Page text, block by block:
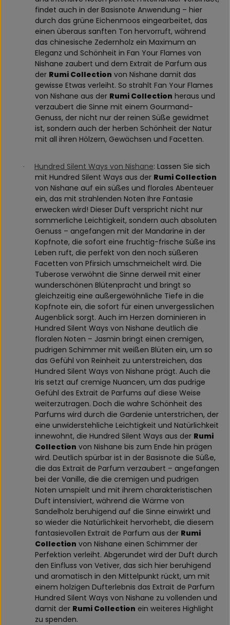
findet auch in der Basisnote Anwendung – hier
durch das grüne Eichenmoos eingearbeitet, das
einen überaus sanften Ton hervorruft, während
das chinesische Zedernholz ein Maximum an
Eleganz und Schönheit in Fan Your Flames von
Nishane zaubert und dem Extrait de Parfum aus
der Rumi Collection von Nishane damit das
gewisse Etwas verleiht. So strahlt Fan Your Flames
von Nishane aus der Rumi Collection heraus und
verzaubert die Sinne mit einem Gourmand-
Genuss, der nicht nur der reinen Süße gewidmet
ist, sondern auch der herben Schönheit der Natur
mit all ihren Hölzern, Gewächsen und Facetten.
· Hundred Silent Ways von Nishane: Lassen Sie sich
mit Hundred Silent Ways aus der Rumi Collection
von Nishane auf ein süßes und florales Abenteuer
ein, das mit strahlenden Noten Ihre Fantasie
erwecken wird! Dieser Duft verspricht nicht nur
sommerliche Leichtigkeit, sondern auch absoluten
Genuss – angefangen mit der Mandarine in der
Kopfnote, die sofort eine fruchtig-frische Süße ins
Leben ruft, die perfekt von den noch süßeren
Facetten von Pfirsich umschmeichelt wird. Die
Tuberose verwöhnt die Sinne derweil mit einer
wunderschönen Blütenpracht und bringt so
gleichzeitig eine außergewöhnliche Tiefe in die
Kopfnote ein, die sofort für einen unvergesslichen
Augenblick sorgt. Auch im Herzen dominieren in
Hundred Silent Ways von Nishane deutlich die
floralen Noten – Jasmin bringt einen cremigen,
pudrigen Schimmer mit weißen Blüten ein, um so
das Gefühl von Reinheit zu unterstreichen, das
Hundred Silent Ways von Nishane prägt. Auch die
Iris setzt auf cremige Nuancen, um das pudrige
Gefühl des Extrait de Parfums auf diese Weise
weiterzutragen. Doch die wahre Schönheit des
Parfums wird durch die Gardenie unterstrichen, der
eine unwiderstehliche Leichtigkeit und Natürlichkeit
innewohnt, die Hundred Silent Ways aus der Rumi
Collection von Nishane bis zum Ende hin prägen
wird. Deutlich spürbar ist in der Basisnote die Süße,
die das Extrait de Parfum verzaubert – angefangen
bei der Vanille, die die cremigen und pudrigen
Noten umspielt und mit ihrem charakteristischen
Duft intensiviert, während die Wärme von
Sandelholz beruhigend auf die Sinne einwirkt und
so wieder die Natürlichkeit hervorhebt, die diesem
fantasievollen Extrait de Parfum aus der Rumi
Collection von Nishane einen Schimmer der
Perfektion verleiht. Abgerundet wird der Duft durch
den Einfluss von Vetiver, das sich hier beruhigend
und aromatisch in den Mittelpunkt rückt, um mit
einem holzigen Dufterlebnis das Extrait de Parfum
Hundred Silent Ways von Nishane zu vollenden und
damit der Rumi Collection ein weiteres Highlight
zu spenden.